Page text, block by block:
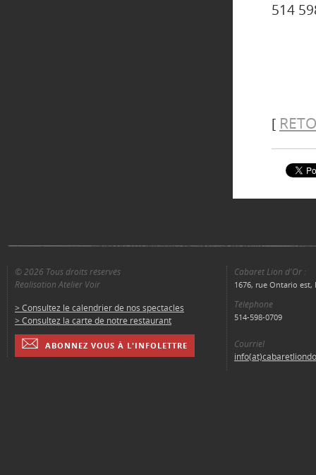
514
[
© 2026 Tous droits réservés
Réalisation Atelier Voir
> Consultez le calendrier de nos spectacles
> Consultez la carte de notre restaurant
ABONNEZ VOUS À L'INFOLETTRE
Cabaret Lion d'Or :
1676, rue Ontario est,
Téléphone
514-598-0709
Courriel